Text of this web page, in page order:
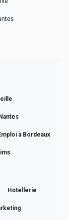
à Bordeaux
Hotellerie